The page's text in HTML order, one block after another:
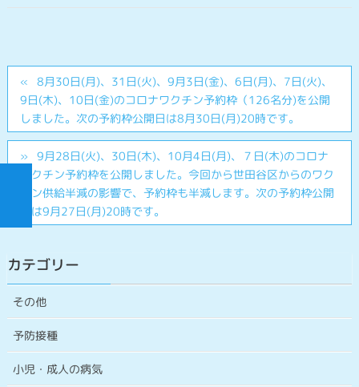
8月30日(月)、31日(火)、9月3日(金)、6日(月)、7日(火)、
9日(木)、10日(金)のコロナワクチン予約枠（126名分)を公開
しました。次の予約枠公開日は8月30日(月)20時です。
9月28日(火)、30日(木)、10月4日(月)、７日(木)のコロナ
ワクチン予約枠を公開しました。今回から世田谷区からのワク
チン供給半減の影響で、予約枠も半減します。次の予約枠公開
日は9月27日(月)20時です。
カテゴリー
その他
予防接種
小児・成人の病気